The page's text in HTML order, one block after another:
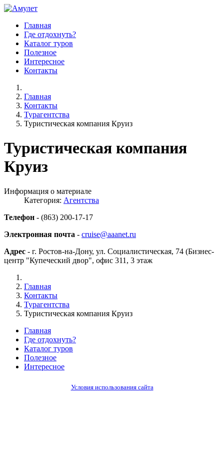
Главная
Где отдохнуть?
Каталог туров
Полезное
Интересное
Контакты
Главная
Контакты
Турагентства
Туристическая компания Круиз
Туристическая компания
Круиз
Информация о материале
Категория: Агентства
Телефон - (863) 200-17-17
Электронная почта - cruise@aaanet.ru
Адрес - г. Ростов-на-Дону, ул. Социалистическая, 74 (Бизнес-
центр "Купеческий двор", офис 311, 3 этаж
Главная
Контакты
Турагентства
Туристическая компания Круиз
Главная
Где отдохнуть?
Каталог туров
Полезное
Интересное
Условия использования сайта